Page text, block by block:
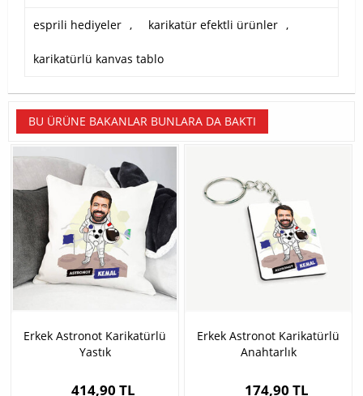
esprili hediyeler , karikatür efektli ürünler ,
karikatürlü kanvas tablo
BU ÜRÜNE BAKANLAR BUNLARA DA BAKTI
Erkek Astronot Karikatürlü
Yastık
414,90 TL
Erkek Astronot Karikatürlü
Anahtarlık
174,90 TL